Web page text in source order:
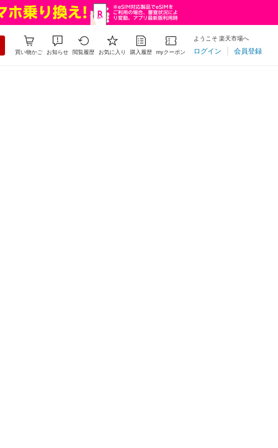
買い物かご お知らせ 閲覧履歴 お気に入り 購入履歴 myクーポン
ようこそ 楽天市場へ
ログイン 会員登録